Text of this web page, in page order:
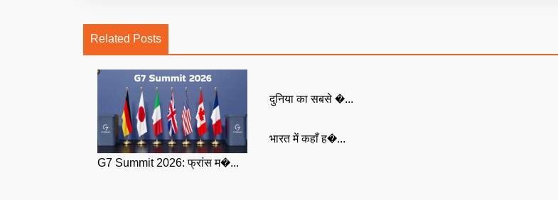
Related Posts
G7 Summit 2026: फ्रांस म�...
दुनिया का सबसे �...
भारत में कहाँ ह�...